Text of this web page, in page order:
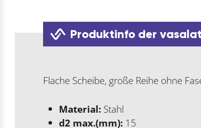
Produktinfo der
Flache Scheibe, große Reihe ohne
Material: Stahl
d2 max.(mm): 15